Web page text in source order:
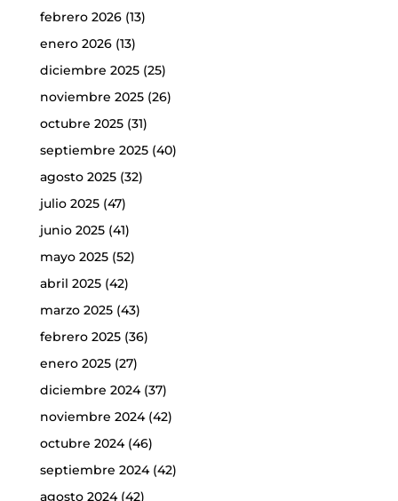
febrero 2026(13)
enero 2026(13)
diciembre 2025(25)
noviembre 2025(26)
octubre 2025(31)
septiembre 2025(40)
agosto 2025(32)
julio 2025(47)
junio 2025(41)
mayo 2025(52)
abril 2025(42)
marzo 2025(43)
febrero 2025(36)
enero 2025(27)
diciembre 2024(37)
noviembre 2024(42)
octubre 2024(46)
septiembre 2024(42)
agosto 2024(42)